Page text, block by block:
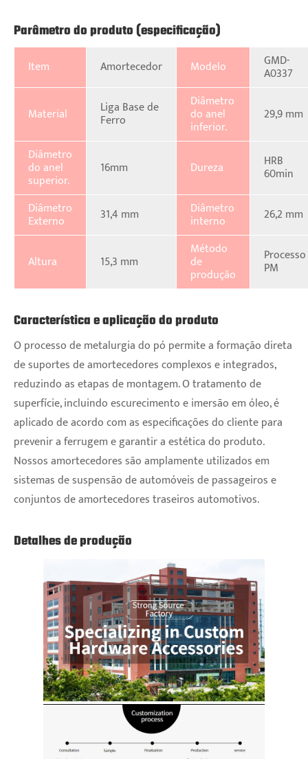
Parâmetro do produto (especificação)
Item Amortecedor Modelo GMD-
A0337
Material Liga Base de
Ferro
Diâmetro
do anel
inferior.
29,9 mm
Diâmetro
do anel
superior.
16mm Dureza HRB
60min
Diâmetro
Externo 31,4 mm Diâmetro
interno 26,2 mm
Altura 15,3 mm
Método
de
produção
Processo
PM
Característica e aplicação do produto
O processo de metalurgia do pó permite a formação direta
de suportes de amortecedores complexos e integrados,
reduzindo as etapas de montagem. O tratamento de
superfície, incluindo escurecimento e imersão em óleo, é
aplicado de acordo com as especificações do cliente para
prevenir a ferrugem e garantir a estética do produto.
Nossos amortecedores são amplamente utilizados em
sistemas de suspensão de automóveis de passageiros e
conjuntos de amortecedores traseiros automotivos.
Detalhes de produção